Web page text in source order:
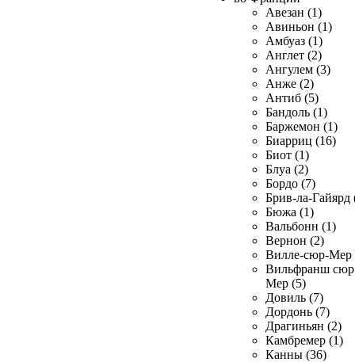
Авезан (1)
Авиньон (1)
Амбуаз (1)
Англет (2)
Ангулем (3)
Анже (2)
Антиб (5)
Бандоль (1)
Баржемон (1)
Биарриц (16)
Биот (1)
Блуа (2)
Бордо (7)
Брив-ла-Гайярд
Бюжа (1)
Вальбонн (1)
Вернон (2)
Вилле-сюр-Мер
Вильфранш сюр
Мер (5)
Довиль (7)
Дордонь (7)
Драгиньян (2)
Камбремер (1)
Канны (36)